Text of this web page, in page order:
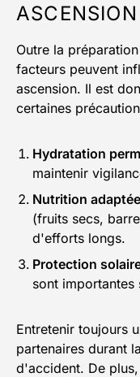
Outre la
facteurs peuvent
ascension. Il est
certaines
Hydratation
maintenir
Nutrition
(fruits secs,
d'efforts longs.
Protection
sont importantes
Entretenir toujours
partenaires durant
d'accident. De